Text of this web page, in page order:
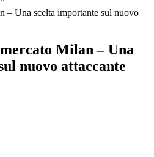
– Una scelta importante sul nuovo
Milan – Una
nuovo attaccante